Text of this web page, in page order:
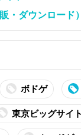
・ダウンロード）
ボドゲ
東京ビッグサイト